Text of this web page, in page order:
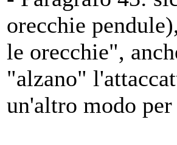
orecchie
le orecchie",
"alzano"
un'altro modo